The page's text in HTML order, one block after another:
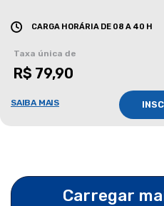
CARGA HORÁRIA DE 08 A 40 H
Taxa única de
R$ 79,90
SAIBA MAIS
Carregar